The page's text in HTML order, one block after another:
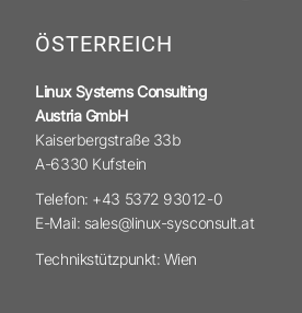
ÖSTERREICH
Linux Systems Consulting
Austria GmbH
Kaiserbergstraße 33b
A-6330 Kufstein
Telefon: +43 5372 93012-0
E-Mail: sales@linux-sysconsult.at
Technikstützpunkt: Wien